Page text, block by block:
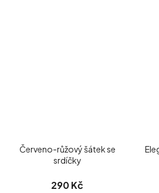
Červeno-růžový šátek se
srdíčky
290 Kč